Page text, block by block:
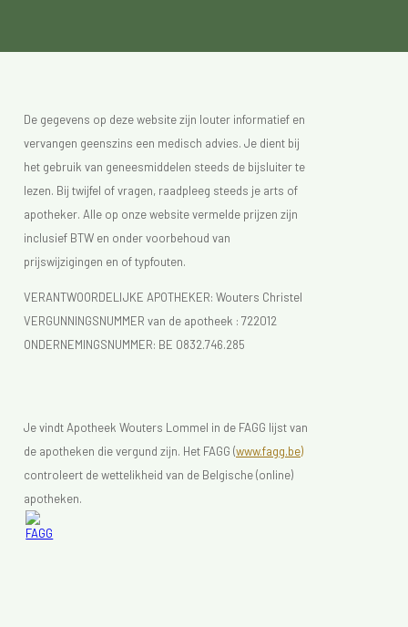
De gegevens op deze website zijn louter informatief en
vervangen geenszins een medisch advies. Je dient bij
het gebruik van geneesmiddelen steeds de bijsluiter te
lezen. Bij twijfel of vragen, raadpleeg steeds je arts of
apotheker. Alle op onze website vermelde prijzen zijn
inclusief BTW en onder voorbehoud van
prijswijzigingen en of typfouten.
VERANTWOORDELIJKE APOTHEKER: Wouters Christel
VERGUNNINGSNUMMER van de apotheek : 722012
ONDERNEMINGSNUMMER: BE 0832.746.285
Je vindt Apotheek Wouters Lommel in de FAGG lijst van
de apotheken die vergund zijn. Het FAGG (www.fagg.be)
controleert de wettelikheid van de Belgische (online)
apotheken.